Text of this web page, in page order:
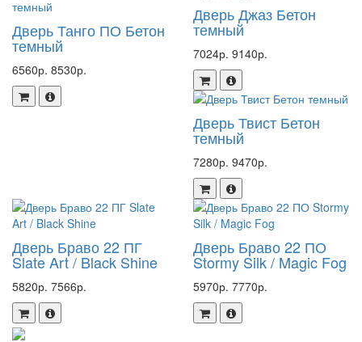
Дверь Танго ПО Бетон
темный
6560р. 8530р.
Дверь Джаз Бетон
темный
7024р. 9140р.
Дверь Твист Бетон
темный
7280р. 9470р.
Дверь Браво 22 ПГ
Slate Art / Black Shine
5820р. 7566р.
Дверь Браво 22 ПО
Stormy Silk / Magic Fog
5970р. 7770р.